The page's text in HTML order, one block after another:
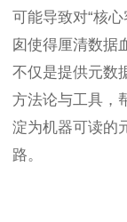
可能导致对“核
囱使得厘清数据
不仅是提供元数
方法论与工具，
淀为机器可读的
路。